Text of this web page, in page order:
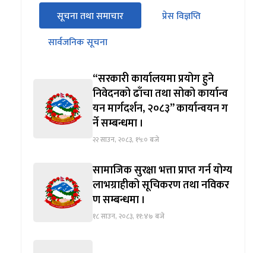
सीधा
पहिलो
ट्याबको
सूचना तथा समाचार
(सक्रिय ट्याब)
प्रेस विज्ञप्ति
सार्वजनिक सूचना
“सरकारी कार्यालयमा प्रयोग हुने
निवेदनको ढाँचा तथा सोको कार्यान्व
यन मार्गदर्शन, २०८३” कार्यान्वयन ग
र्ने सम्बन्धमा ।
२२ साउन, २०८३, १५:० बजे
सामाजिक सुरक्षा भत्ता प्राप्त गर्न योग्य
लाभग्राहीको सूचिकरण तथा नविकर
ण सम्बन्धमा ।
१८ साउन, २०८३, ११:४७ बजे